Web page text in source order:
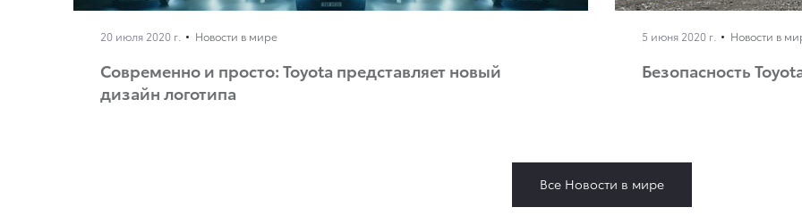
20 июля 2020 г. Новости в мире
Современно и просто: Toyota представляет новый
дизайн логотипа
5 июня 2020 г. Новости в
Безопасность
Все Новости в мире